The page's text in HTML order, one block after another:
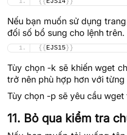
Nếu bạn muốn sử dụng
đối số bổ sung cho lệnh trên.
{{ EJS15 }}
Tùy chọn -k sẽ khiến wget
trở nên phù hợp hơn với từng
Tùy chọn -p sẽ yêu cầu
11. Bỏ qua kiểm tra